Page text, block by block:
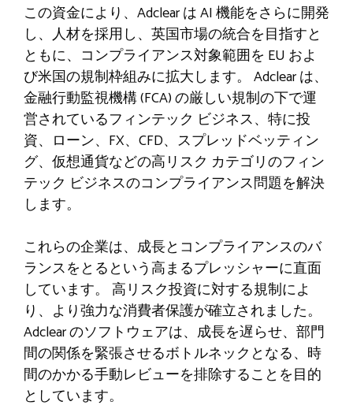
この資金により、Adclear は AI 機能をさらに開発
し、人材を採用し、英国市場の統合を目指すと
ともに、コンプライアンス対象範囲を EU およ
び米国の規制枠組みに拡大します。 Adclear は、
金融行動監視機構 (FCA) の厳しい規制の下で運
営されているフィンテック ビジネス、特に投
資、ローン、FX、CFD、スプレッドベッティン
グ、仮想通貨などの高リスク カテゴリのフィン
テック ビジネスのコンプライアンス問題を解決
します。
これらの企業は、成長とコンプライアンスのバ
ランスをとるという高まるプレッシャーに直面
しています。 高リスク投資に対する規制によ
り、より強力な消費者保護が確立されました。
Adclear のソフトウェアは、成長を遅らせ、部門
間の関係を緊張させるボトルネックとなる、時
間のかかる手動レビューを排除することを目的
としています。